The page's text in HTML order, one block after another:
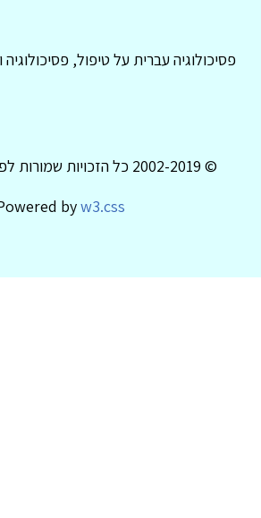
פסיכולוגיה עברית על טיפול, פסיכולוגיה
© 2002-2019 כל הזכויות שמורות לפסיכולוגיה עברית
byw3.css